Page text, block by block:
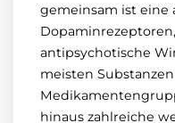
gemeinsam ist eine
antipsychotische
meisten
hinaus zahlreiche